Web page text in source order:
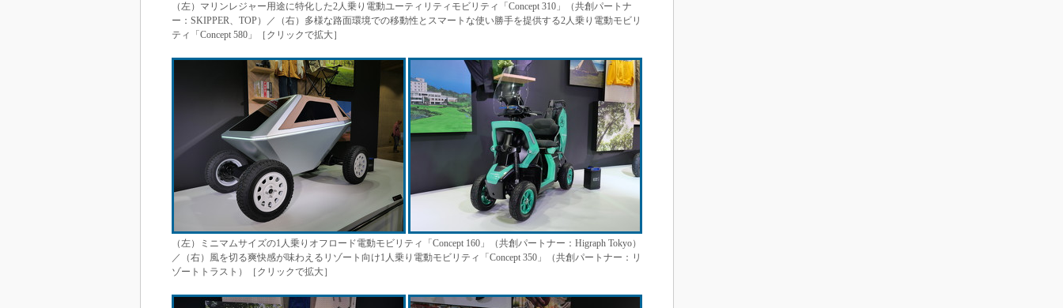
（左）マリンレジャー用途に特化した2人乗り電動ユーティリティモビリティ「Concept 310」（共創パートナ
ー：SKIPPER、TOP）／（右）多様な路面環境での移動性とスマートな使い勝手を提供する2人乗り電動モビリ
ティ「Concept 580」［クリックで拡大］
（左）ミニマムサイズの1人乗りオフロード電動モビリティ「Concept 160」（共創パートナー：Higraph Tokyo）
／（右）風を切る爽快感が味わえるリゾート向け1人乗り電動モビリティ「Concept 350」（共創パートナー：リ
ゾートトラスト）［クリックで拡大］